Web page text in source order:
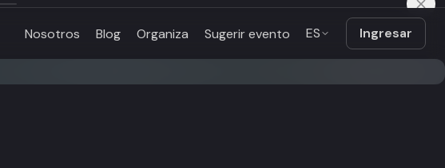
Nosotros Blog Organiza Sugerir evento ES Ingresar